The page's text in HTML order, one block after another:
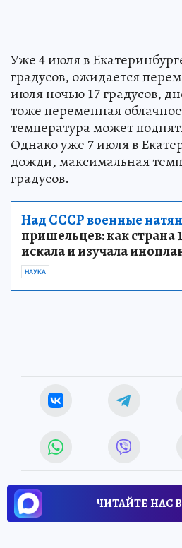
Уже 4 июля в
градусов, ожидается
июля ночью 17 градусов,
тоже переменная
температура может
Однако уже 7 июля в
дожди, максимальная
градусов.
Над СССР военные
пришельцев: как страна
искала и изучала
НАУКА
ЧИТАЙТЕ НАС